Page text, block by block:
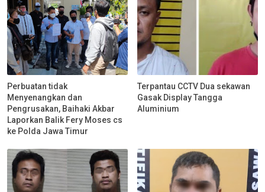
Perbuatan tidak
Menyenangkan dan
Pengrusakan, Baihaki Akbar
Laporkan Balik Fery Moses cs
ke Polda Jawa Timur
Terpantau CCTV Dua sekawan
Gasak Display Tangga
Aluminium